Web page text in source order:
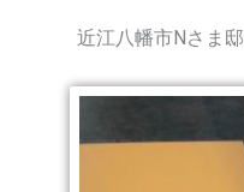
近江八幡市Nさま邸